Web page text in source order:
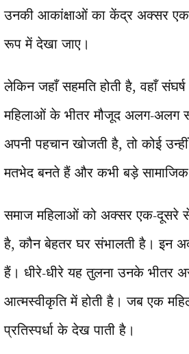
उनकी आकांक्षाओं का केंद्र अक्सर
रूप में देखा जाए।
लेकिन जहाँ सहमति होती है, वहाँ
महिलाओं के भीतर मौजूद अलग-अलग
अपनी पहचान खोजती है, तो कोई
मतभेद बनते हैं और कभी बड़े
समाज महिलाओं को अक्सर एक-दूसरे
है, कौन बेहतर घर संभालती है। इन
हैं। धीरे-धीरे यह तुलना उनके भीतर
आत्मस्वीकृति में होती है। जब एक
प्रतिस्पर्धा के देख पाती है।